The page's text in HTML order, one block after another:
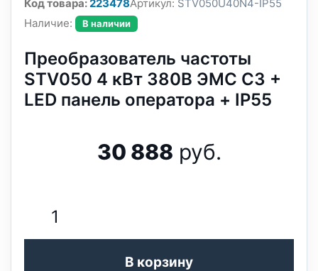
Код товара:223478Артикул: STV050U40N4-IP55
Наличие:
В наличии
Преобразователь частоты
STV050 4 кВт 380В ЭМС С3 +
LED панель оператора + IP55
30 888 руб.
В корзину